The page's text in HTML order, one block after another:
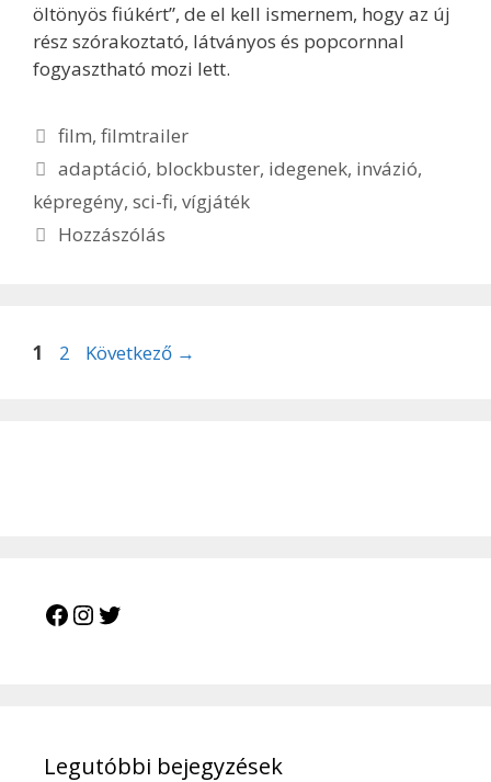
öltönyös fiúkért”, de el kell ismernem, hogy az új
rész szórakoztató, látványos és popcornnal
fogyasztható mozi lett.
Kategória
film,filmtrailer
Címkék
adaptáció, blockbuster, idegenek, invázió,
képregény, sci-fi, vígjáték
Hozzászólás
Oldal
1 Oldal
2 Következő →
Facebook
Instagram
Legutóbbi bejegyzések